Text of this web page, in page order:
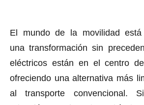
El mundo de la movilidad está
una transformación sin
eléctricos están en el centro
ofreciendo una alternativa más
al transporte convencional.